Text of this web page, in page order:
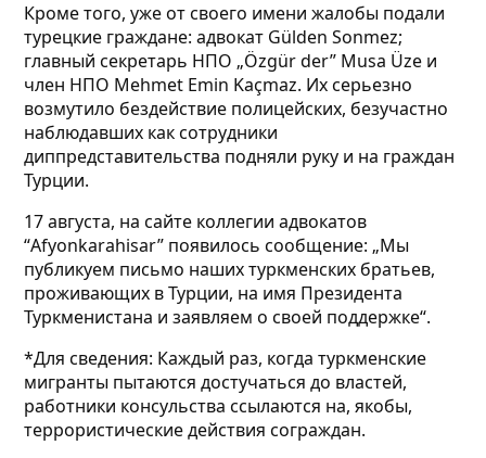
Кроме того, уже от своего имени жалобы подали
турецкие граждане: адвокат Gülden Sonmez;
главный секретарь НПО „Özgür der” Musa Üze и
член НПО Mehmet Emin Kaçmaz. Их серьезно
возмутило бездействие полицейских, безучастно
наблюдавших как сотрудники
диппредставительства подняли руку и на граждан
Турции.
17 августа, на сайте коллегии адвокатов
“Afyonkarahisar” появилось сообщение: „Мы
публикуем письмо наших туркменских братьев,
проживающих в Турции, на имя Президента
Туркменистана и заявляем о своей поддержке“.
*Для сведения: Каждый раз, когда туркменские
мигранты пытаются достучаться до властей,
работники консульства ссылаются на, якобы,
террористические действия сограждан.